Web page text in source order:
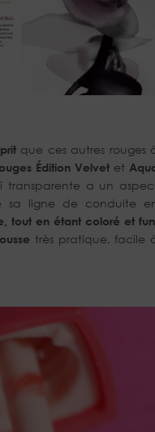
que ces autres rouges
Édition Velvet et
transparente a un
sa ligne de conduite
tout en étant coloré et fun
très pratique, facile